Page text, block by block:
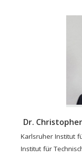
Dr.
Karlsruher Institut
Institut für